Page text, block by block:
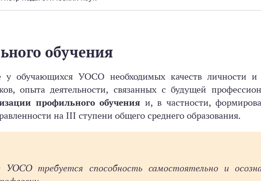
обучения
у обучающихся УОСО необходимых качеств личности и
опыта деятельности, связанных с будущей
профильного обучения и, в частности,
на III ступени общего среднего образования.
УОСО требуется способность самостоятельно и